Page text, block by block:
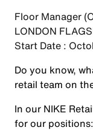
Floor Manager
LONDON
Start Date :
Do you know,
retail team on
In our NIKE
for our